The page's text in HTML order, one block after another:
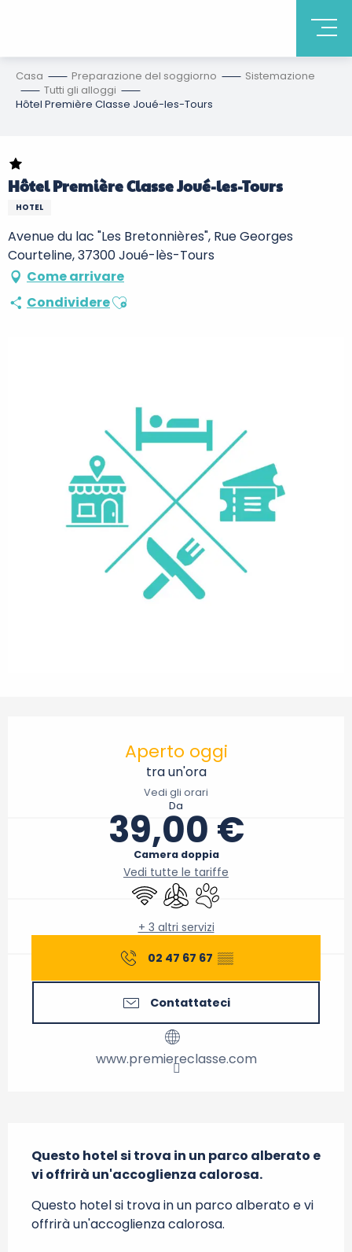
Casa Preparazione del soggiorno
Sistemazione
Tutti gli alloggi
Hôtel Première Classe Joué-les-Tours
Hôtel Première Classe Joué-les-Tours
HOTEL
Avenue du lac "Les Bretonnières", Rue Georges
Courteline, 37300 Joué-lès-Tours
Come arrivare
CondividereAjouter aux favoris
Aperto oggi
tra un'ora
Vedi gli orari
Da
39,00 €
Camera doppia
Vedi tutte le tariffe
Wi-Fi Aria condizionata
Animali ammessi
+ 3 altri servizi
02 47 67 67 ▒▒
Contattateci
www.premiereclasse.com
Questo hotel si trova in un parco alberato e
vi offrirà un'accoglienza calorosa.
Questo hotel si trova in un parco alberato e vi
offrirà un'accoglienza calorosa.